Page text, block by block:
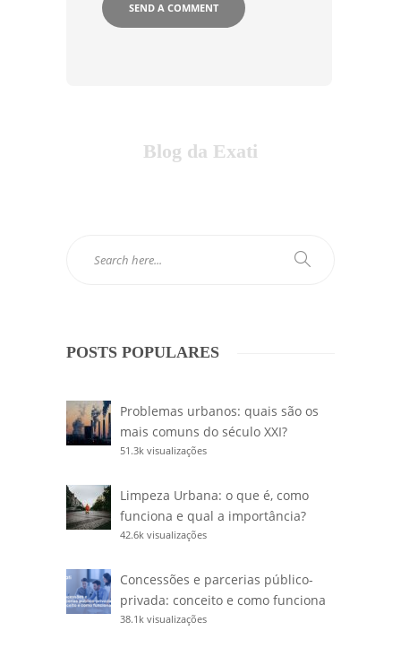
Blog da Exati
POSTS POPULARES
Problemas urbanos: quais são os
mais comuns do século XXI?
51.3k visualizações
Limpeza Urbana: o que é, como
funciona e qual a importância?
42.6k visualizações
Concessões e parcerias público-
privada: conceito e como funciona
38.1k visualizações